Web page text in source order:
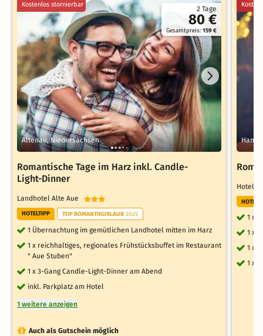
2 Tage
80 €
Gesamtpreis:159 €
Kostenlos stornierbar
Altenau, Niedersachsen
Romantische Tage im Harz inkl. Candle-
Light-Dinner
Landhotel Alte Aue
HOTELTIPP TOP ROMANTIKURLAUB 2025
1 Übernachtung im gemütlichen Landhotel mitten im Harz
1 x reichhaltiges, regionales Frühstücksbuffet im Restaurant
" Aue Stuben"
1 x 3-Gang Candle-Light-Dinner am Abend
inkl. Parkplatz am Hotel
1 weitere anzeigen
Auch als Gutschein möglich
Hotel
1 x
1 x
1 x
1 x